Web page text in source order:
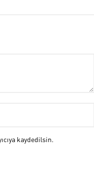
kaydedilsin.